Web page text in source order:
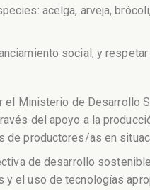
acelga, arveja,
social, y
el Ministerio de Desarrollo
del apoyo a la
productores/as en
de desarrollo
el uso de tecnologías